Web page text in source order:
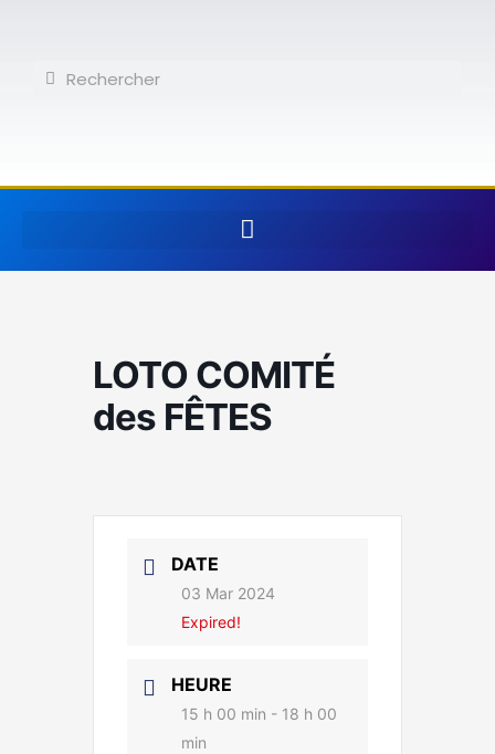
contenuRechercher
Rechercher
LOTO COMITÉ
des FÊTES
DATE
03 Mar 2024
Expired!
HEURE
15 h 00 min - 18 h 00
min